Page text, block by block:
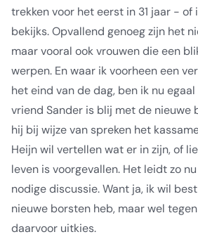
trekken voor het eerst in 31 jaar - of
bekijks. Opvallend genoeg zijn het
maar vooral ook vrouwen die een
werpen. En waar ik voorheen een
het eind van de dag, ben ik nu
vriend Sander is blij met de nieuwe
hij bij wijze van spreken het
Heijn wil vertellen wat er in zijn, of
leven is voorgevallen. Het leidt zo
nodige discussie. Want ja, ik wil
nieuwe borsten heb, maar wel
daarvoor uitkies.